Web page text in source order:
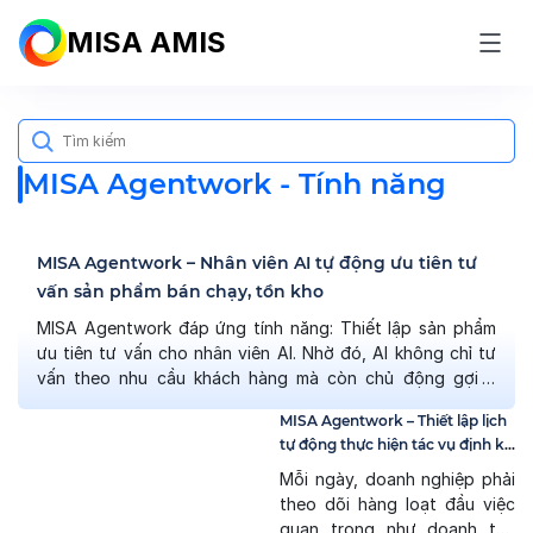
MISA AMIS
MISA Agentwork - Tính năng
Search
for:
MISA Agentwork – Nhân viên AI tự động ưu tiên tư
vấn sản phẩm bán chạy, tồn kho
MISA Agentwork đáp ứng tính năng: Thiết lập sản phẩm
ưu tiên tư vấn cho nhân viên AI. Nhờ đó, AI không chỉ tư
vấn theo nhu cầu khách hàng mà còn chủ động gợi ý
sát chiến lược kinh doanh và tối ưu […]MISA Agentwork – Thiết lập lịch
tự động thực hiện tác vụ định kỳ
cho AI Agent
Mỗi ngày, doanh nghiệp phải
theo dõi hàng loạt đầu việc
quan trọng như doanh thu